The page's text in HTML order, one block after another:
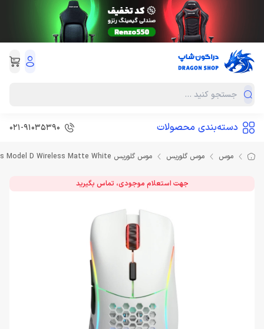
دسته‌بندی محصولات 021-91035390
موس موس گلوریس موس گلوریس Glorious Model D Wireless Matte White
جهت استعلام موجودی، تماس بگیرید